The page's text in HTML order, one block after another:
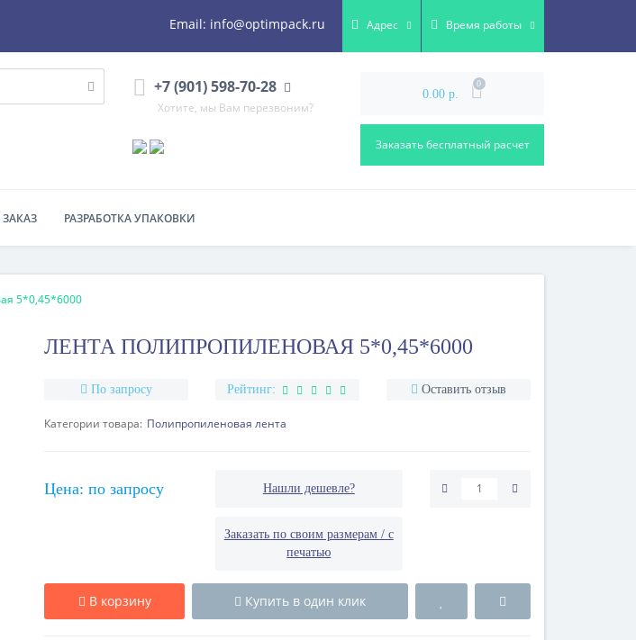
Email: info@optimpack.ru Адрес Время работы
+7 (901) 598-70-28
Хотите, мы Вам перезвоним?
0.00 р.
0
Заказать бесплатный расчет
РАЗРАБОТКА УПАКОВКИ
5*0,45*6000
ЛЕНТА ПОЛИПРОПИЛЕНОВАЯ 5*0,45*6000
По запросу Рейтинг: Оставить отзыв
Категории товара: Полипропиленовая лента
Цена: по запросу Нашли дешевле?
Заказать по своим размерам / с
печатью
В корзину Купить в один клик